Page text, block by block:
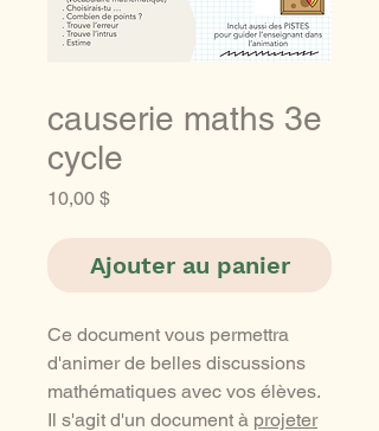
causerie maths 3e
cycle
10,00 $Prix
Ajouter au panier
Ce document vous permettra
d'animer de belles discussions
mathématiques avec vos élèves.
Il s'agit d'un document à projeter